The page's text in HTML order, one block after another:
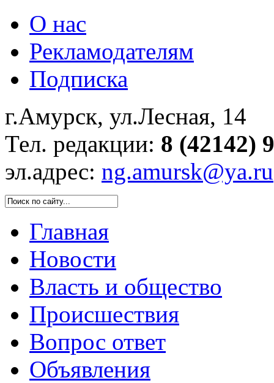
О нас
Рекламодателям
Подписка
г.Амурск, ул.Лесная, 14
Тел. редакции: 8 (42142)
эл.адрес: ng.amursk@ya.ru
Главная
Новости
Власть и общество
Происшествия
Вопрос ответ
Объявления